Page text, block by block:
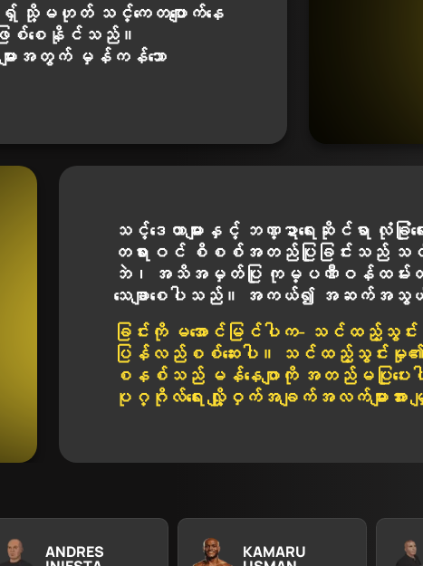
သို့မဟုတ် သင်္ကေတပျောက်နေ
ြစ်စေနိုင်သည်။
ျားအတွက် မှန်ကန်သော
သင့်ဒေတာများနှင့် ဘဏ္ဍာရေးဆိုင်ရာ လုံခြုံ
တရားဝင် စိစစ်အတည်ပြုခြင်းသ
ဘဲ၊ အသိအမှတ်ပြု ကုမ္ပဏီဝန်ထမ်းတ
သေချာစေပါသည်။ အကယ်၍ အဆက်
ခြင်းကို မအောင်မြင်ပါက- သင်ထည့်သွင်းထာ
ပြန်လည်စစ်ဆေးပါ။ သင်ထည့်သွင်း
စနစ်သည် မန်နေဂျာကို အတည်မပြုပေးပါ
ပုဂ္ဂိုလ်ရေး လျှို့ဝှက်အချက်အလက်များအား မ
ANDRES KAMARU